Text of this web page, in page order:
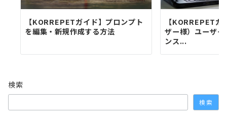
【KORREPETガイド】プロンプト
を編集・新規作成する方法
【KORREPET
ザー様）ユーザ
ンス...
検索
検索